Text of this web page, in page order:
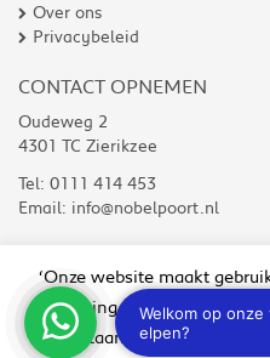
Over ons
Privacybeleid
CONTACT OPNEMEN
Oudeweg 2
4301 TC Zierikzee
Tel: 0111 414 453
Email: info@nobelpoort.nl
© Copyright 2026 De Nobelpoort
‘Onze website maakt
ervaring te verbeteren.
toestaan, klik dan op